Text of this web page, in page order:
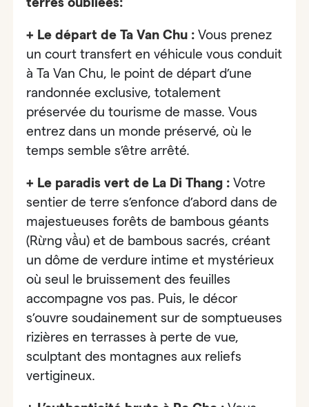
+ Le départ de Ta Van Chu :Vous prenez
un court transfert en véhicule vous conduit
à Ta Van Chu, le point de départ d’une
randonnée exclusive, totalement
préservée du tourisme de masse. Vous
entrez dans un monde préservé, où le
temps semble s’être arrêté.
+ Le paradis vert de La Di Thang :Votre
sentier de terre s’enfonce d’abord dans de
majestueusesforêts de bambous géants
(Rừng vầu) et de bambous sacrés, créant
un dôme de verdure intime et mystérieux
où seul le bruissement des feuilles
accompagne vos pas. Puis, le décor
s’ouvre soudainement sur de somptueuses
rizières en terrasses à perte de vue,
sculptant des montagnes aux reliefs
vertigineux.